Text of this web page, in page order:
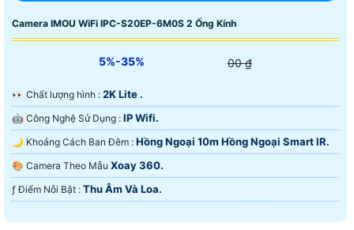
Camera IMOU WiFi IPC-S20EP-6M0S 2 Ống Kính
5%-35% 00 ₫
️👀 Chất lượng hình : 2K Lite .
🤖️ Công Nghệ Sử Dụng : IP Wifi.
🌙 Khoảng Cách Ban Đêm : Hồng Ngoại 10m Hồng Ngoại Smart IR.
🎨 Camera Theo Mẫu Xoay 360.
️ƒ Điểm Nỗi Bật : Thu Âm Và Loa.